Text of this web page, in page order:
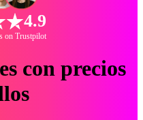
4.9
on Trustpilot
con precios